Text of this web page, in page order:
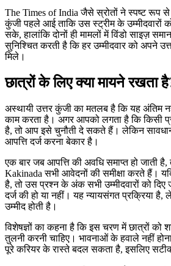
The Times of India जैसे स्रोतों ने स्पष्ट रूप से
कुंजी पहले आई ताकि उस स्ट्रीम के उम्मीदवारों
सके, हालांकि दोनों ही मामलों में विंडो साइज़
सुनिश्चित करती है कि हर उम्मीदवार को अपने
मिले।
छात्रों के लिए क्या मायने रखता
अस्थायी उत्तर कुंजी का मतलब है कि यह अंतिम
काम करता है। अगर आपको लगता है कि किसी
है, तो आप इसे चुनौती दे सकते हैं। लेकिन
आपत्ति दर्ज करना बेकार है।
एक बार जब आपत्ति की अवधि समाप्त हो जाती
Kakinada सभी आवेदनों की समीक्षा करते हैं।
है, तो उस प्रश्न के अंक सभी उम्मीदवारों को दिए
दर्ज की हो या नहीं। यह न्यायसंगत प्रक्रिया है,
उम्मीद होती है।
विशेषज्ञों का कहना है कि इस चरण में छात्रों को
तुलनी करनी चाहिए। भावनाओं के हवाले नहीं
पूरे करियर के रास्ते बदल सकता है, इसलिए